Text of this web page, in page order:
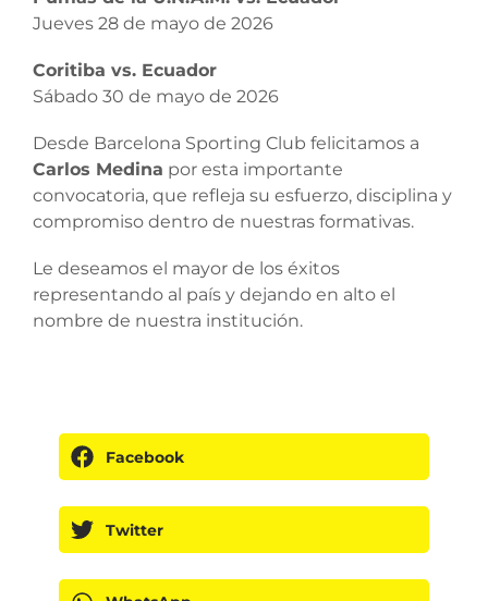
Jueves 28 de mayo de 2026
Coritiba vs. Ecuador
Sábado 30 de mayo de 2026
Desde Barcelona Sporting Club felicitamos a
Carlos Medina por esta importante
convocatoria, que refleja su esfuerzo, disciplina y
compromiso dentro de nuestras formativas.
Le deseamos el mayor de los éxitos
representando al país y dejando en alto el
nombre de nuestra institución.
Facebook
Twitter